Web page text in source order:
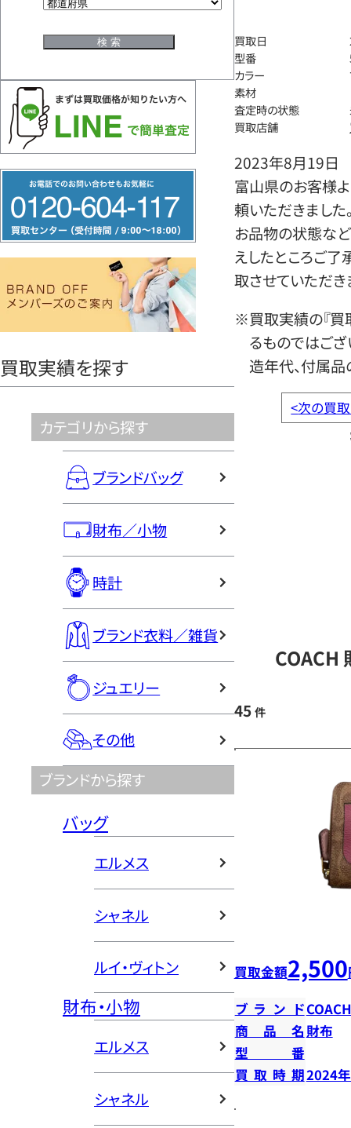
リ
ー
ヤ
買取実績を探す
カテゴリから探す
ブランドバッグ
財布／小物
時計
ブランド衣料／雑貨
ジュエリー
その他
ブランドから探す
バッグ
エルメス
シャネル
ルイ・ヴィトン
財布・小物
エルメス
シャネル
買取日
型番
カラー
素材
査定時の状態
買取店舗
2023年8月19日
富山県のお客様
頼いただきました
お品物の状態など
えしたところご
取させていただき
※買取実績の『買
るものではござ
造年代、付属品
<次の買
COACH
45 件
買取金額2,500
ブランドCOACH
商品名 財布
型番
買取時期2024